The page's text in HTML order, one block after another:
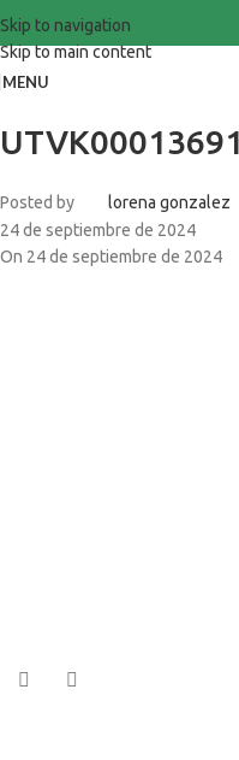
Skip to navigation
Skip to main content
MENU
UTVK00013691
Posted by
lorena gonzalez
24 de septiembre de 2024
On 24 de septiembre de 2024